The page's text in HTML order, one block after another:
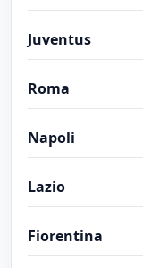
Juventus
Roma
Napoli
Lazio
Fiorentina